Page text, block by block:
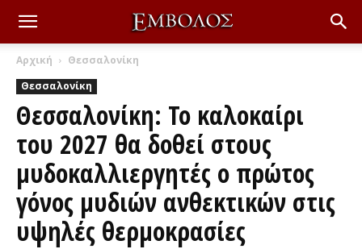
Αρχική
Θεσσαλονίκη
Θεσσαλονίκη
Θεσσαλονίκη: Το καλοκαίρι
του 2027 θα δοθεί στους
μυδοκαλλιεργητές ο πρώτος
γόνος μυδιών ανθεκτικών στις
υψηλές θερμοκρασίες